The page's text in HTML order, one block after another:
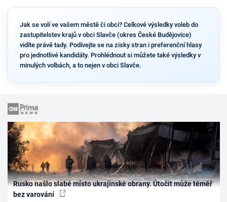
Jak se volí ve vašem městě či obci? Celkové výsledky voleb do
zastupitelstev krajů v obci Slavče (okres České Budějovice)
vidíte právě tady. Podívejte se na zisky stran i preferenční hlasy
pro jednotlivé kandidáty. Prohlédnout si můžete také výsledky v
minulých volbách, a to nejen v obci Slavče.
Rusko našlo slabé místo ukrajinské obrany. Útočit může téměř
bez varování